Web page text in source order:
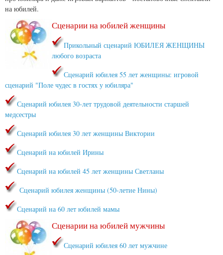
на юбилей.
Сценарии на юбилей женщины
Прикольный сценарий ЮБИЛЕЯ ЖЕНЩИНЫ
любого возраста
Сценарий юбилея 55 лет женщины: игровой
сценарий "Поле чудес в гостях у юбиляра"
Сценарий юбилея 30-лет трудовой деятельности старшей
медсестры
Сценарий юбилея 30 лет женщины Виктории
Сценарий на юбилей Ирины
Сценарий на юбилей 45 лет женщины Светланы
Сценарий юбилея женщины (50-летие Нины)
Сценарий на 60 лет юбилей мамы
Сценарии на юбилей мужчины
Сценарий юбилея 60 лет мужчине